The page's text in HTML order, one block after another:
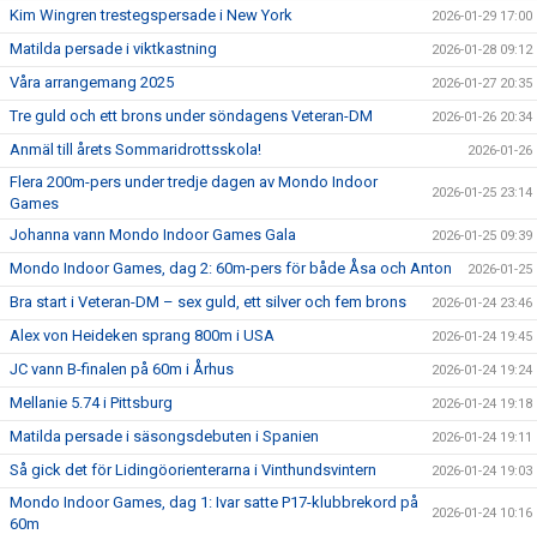
Kim Wingren trestegspersade i New York 2026-01-29 17:00
Matilda persade i viktkastning 2026-01-28 09:12
Våra arrangemang 2025 2026-01-27 20:35
Tre guld och ett brons under söndagens Veteran-DM 2026-01-26 20:34
Anmäl till årets Sommaridrottsskola! 2026-01-26
Flera 200m-pers under tredje dagen av Mondo Indoor
Games
2026-01-25 23:14
Johanna vann Mondo Indoor Games Gala 2026-01-25 09:39
Mondo Indoor Games, dag 2: 60m-pers för både Åsa och Anton 2026-01-25
Bra start i Veteran-DM – sex guld, ett silver och fem brons 2026-01-24 23:46
Alex von Heideken sprang 800m i USA 2026-01-24 19:45
JC vann B-finalen på 60m i Århus 2026-01-24 19:24
Mellanie 5.74 i Pittsburg 2026-01-24 19:18
Matilda persade i säsongsdebuten i Spanien 2026-01-24 19:11
Så gick det för Lidingöorienterarna i Vinthundsvintern 2026-01-24 19:03
Mondo Indoor Games, dag 1: Ivar satte P17-klubbrekord på
60m
2026-01-24 10:16